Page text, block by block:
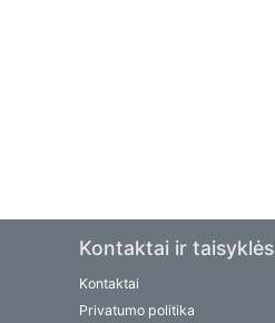
Kontaktai ir taisyklės
Kontaktai
Privatumo politika